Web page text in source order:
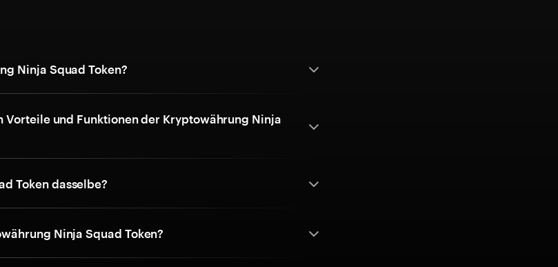
Ninja Squad Token?
Vorteile und Funktionen der Kryptowährung Ninja
Token dasselbe?
Ninja Squad Token?